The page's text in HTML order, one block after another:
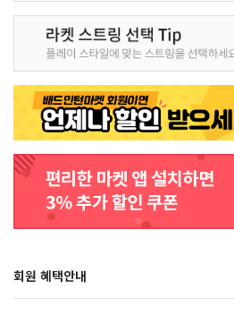
회원 혜택안내